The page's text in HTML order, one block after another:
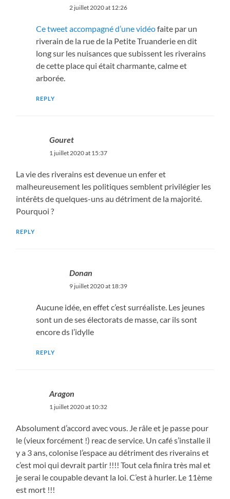
2 juillet 2020 at 12:26
Ce tweet accompagné d’une vidéofaite par un
riverain de la rue de la Petite Truanderie en dit
long sur les nuisances que subissent les riverains
de cette place qui était charmante, calme et
arborée.
REPLY
Gouret
1 juillet 2020 at 15:37
La vie des riverains est devenue un enfer et
malheureusement les politiques semblent privilégier les
intérêts de quelques-uns au détriment de la majorité.
Pourquoi ?
REPLY
Donan
9 juillet 2020 at 18:39
Aucune idée, en effet c’est surréaliste. Les jeunes
sont un de ses électorats de masse, car ils sont
encore ds l’idylle
REPLY
Aragon
1 juillet 2020 at 10:32
Absolument d’accord avec vous. Je râle et je passe pour
le (vieux forcément !) reac de service. Un café s’installe il
y a 3 ans, colonise l’espace au détriment des riverains et
c’est moi qui devrait partir !!!! Tout cela finira très mal et
je serai le coupable devant la loi. C’est à hurler. Le 11ème
est mort !!!